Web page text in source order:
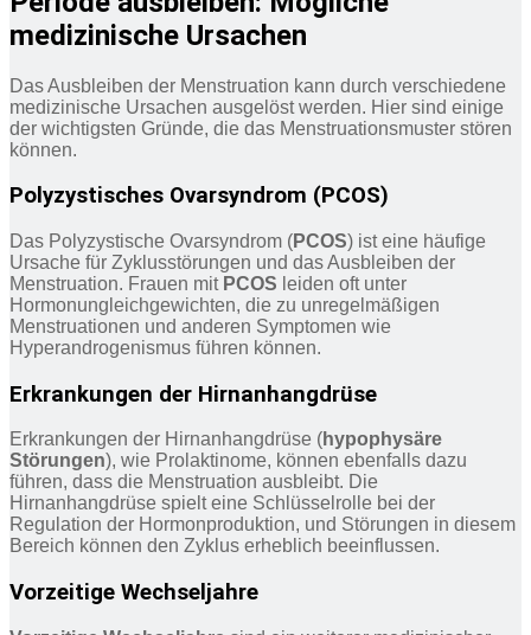
medizinische Ursachen
Das Ausbleiben der Menstruation kann durch verschiedene
medizinische Ursachen ausgelöst werden. Hier sind einige
der wichtigsten Gründe, die das Menstruationsmuster stören
können.
Polyzystisches Ovarsyndrom (PCOS)
Das Polyzystische Ovarsyndrom (PCOS) ist eine häufige
Ursache für Zyklusstörungen und das Ausbleiben der
Menstruation. Frauen mit PCOS leiden oft unter
Hormonungleichgewichten, die zu unregelmäßigen
Menstruationen und anderen Symptomen wie
Hyperandrogenismus führen können.
Erkrankungen der Hirnanhangdrüse
Erkrankungen der Hirnanhangdrüse (hypophysäre
Störungen), wie Prolaktinome, können ebenfalls dazu
führen, dass die Menstruation ausbleibt. Die
Hirnanhangdrüse spielt eine Schlüsselrolle bei der
Regulation der Hormonproduktion, und Störungen in diesem
Bereich können den Zyklus erheblich beeinflussen.
Vorzeitige Wechseljahre